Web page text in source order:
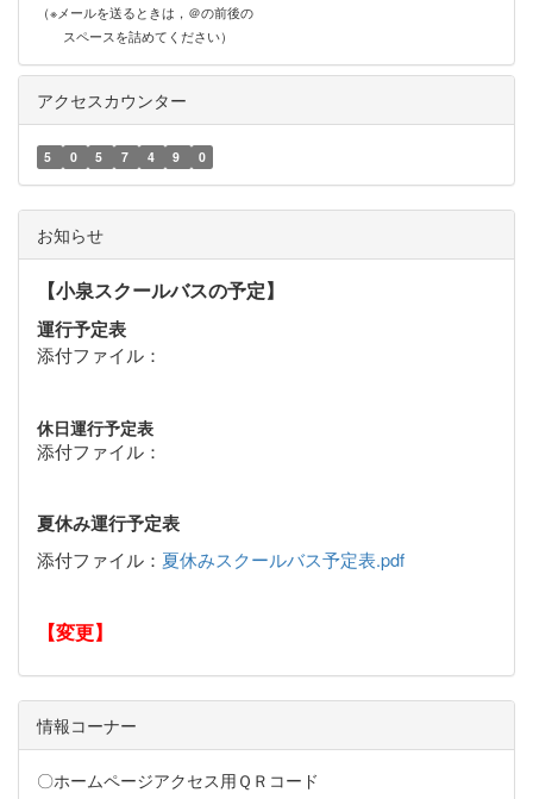
（※メールを送るときは，＠の前後の
スペースを詰めてください）
アクセスカウンター
5 0 5 7 4 9 0
お知らせ
【小泉スクールバスの予定】
運行予定表
添付ファイル：
休日運行予定表
添付ファイル：
夏休み運行予定表
添付ファイル： 夏休みスクールバス予定表.pdf
【変更】
情報コーナー
〇ホームページアクセス用ＱＲコード